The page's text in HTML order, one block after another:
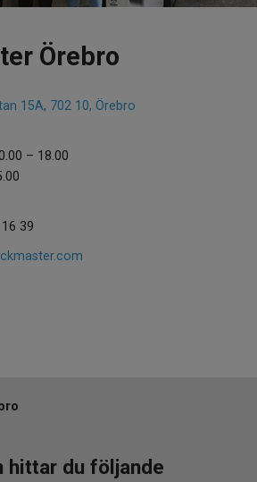
Örebro
15A, 702 10, Örebro
– 18.00
39
hittar du följande